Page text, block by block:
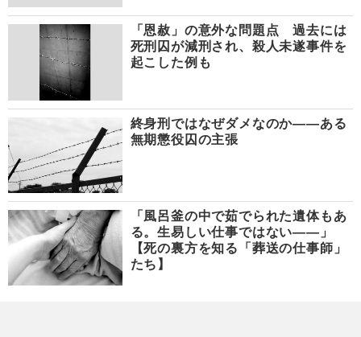
「恩赦」の意外な問題点 過去には
死刑囚が減刑され、殺人未遂事件を
起こした例も
終身刑ではなぜダメなのか――ある
無期懲役囚の主張
「風呂釜の中で茹でられた遺体もあ
る。生易しい仕事ではない――」
【死の裏方を知る「葬送の仕事師」
たち】